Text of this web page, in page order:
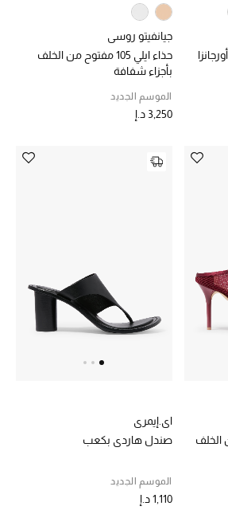
مزين أورجانزا
جيانفيتو روسي
حذاء ايلي 105 مفتوح من الخلف
بأجزاء شفافة
الموسم الجديد
3,250 د.إ
اي.إيمري
صندل هاردي بكعب
الموسم الجديد
1,110 د.إ